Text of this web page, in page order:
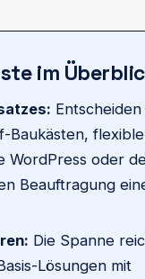
im
Baukästen,
WordPress oder
Beauftragung
Die Spanne
Lösungen mit